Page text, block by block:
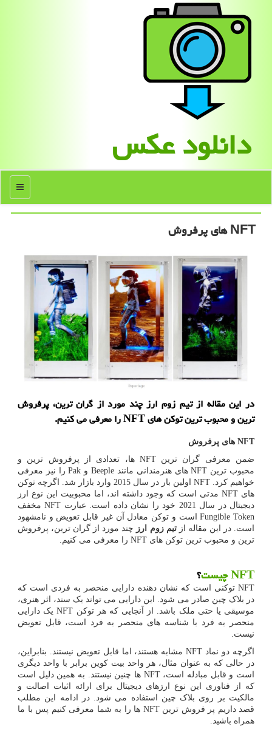
دانلود عكس
منو
NFT های پرفروش
در این مقاله از تیم زوم ارز چند مورد از گران ترین، پرفروش
ترین و محبوب ترین توکن های NFT را معرفی می کنیم.
NFT های پرفروش
ضمن معرفی گران ترینNFT ها، تعدادی از پرفروش ترین و
محبوب ترین NFTهای هنرمندانی مانند Beepleو Pakرا نیز معرفی
خواهیم کرد. NFT
اولین بار در سال 2015 وارد بازار شد. اگرچه توکن
های NFT مدتی است که وجود داشته اند، اما محبوبیت این نوع ارز
دیجیتال در سال 2021 خود را نشان داده است. عبارت
NFTمخفف
Fungible Tokenاست و توکن معادل آن غیر قابل تعویض و نامشهود
است. در این مقاله ازتیم زوم ارز چند مورد از گران ترین، پرفروش
ترین و محبوب ترین توکن های NFT را معرفی می کنیم.
NFTچیست؟
NFT توکنی است که نشان دهنده دارایی منحصر به فردی است که
در بلاک چین صادر می شود. این دارایی می تواند یک سند، اثر هنری،
موسیقی یا حتی ملک باشد. از آنجایی که هر توکن NFTیک دارایی
منحصر به فرد با شناسه های منحصر به فرد است، قابل تعویض
نیست.
اگرچه دو نماد NFTمشابه هستند، اما قابل تعویض نیستند. بنابراین،
در حالی که به عنوان مثال، هر واحد بیت کوین برابر با واحد دیگری
است و قابل مبادله است،NFT ها چنین نیستند. به همین دلیل است
که از فناوری این نوع ارزهای دیجیتال برای ارائه اثبات اصالت و
مالکیت بر روی بلاک چین استفاده می شود. در ادامه این مطلب
قصد داریم پر فروش ترینNFT ها را به شما معرفی کنیم پس با ما
همراه باشید.